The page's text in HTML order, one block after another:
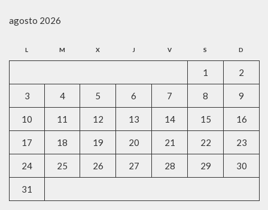
agosto 2026
L M X J V S D
1 2
3 4 5 6 7 8 9
10 11 12 13 14 15 16
17 18 19 20 21 22 23
24 25 26 27 28 29 30
31